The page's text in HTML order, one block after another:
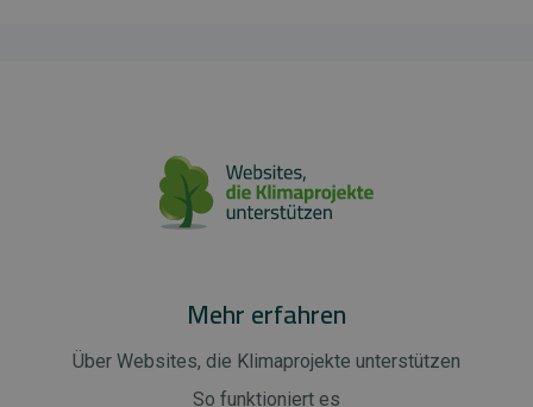
Mehr erfahren
Über Websites, die Klimaprojekte unterstützen
So funktioniert es